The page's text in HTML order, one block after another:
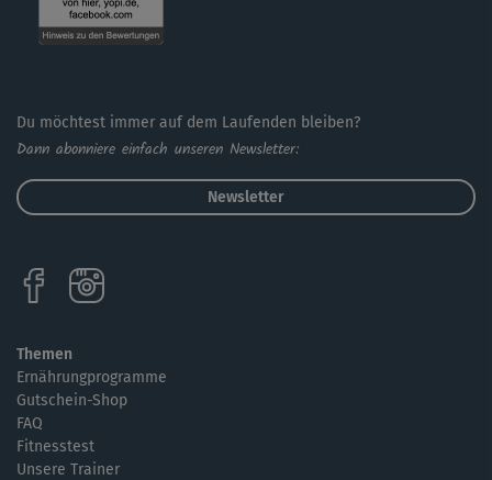
Du möchtest immer auf dem Laufenden bleiben?
Dann abonniere einfach unseren Newsletter:
Newsletter
Themen
Ernährungprogramme
Gutschein-Shop
FAQ
Fitnesstest
Unsere Trainer